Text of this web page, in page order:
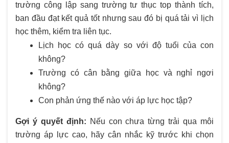
trường công lập sang trường tư thục top thành tích,
ban đầu đạt kết quả tốt nhưng sau đó bị quá tải vì lịch
học thêm, kiểm tra liên tục.
Lịch học có quá dày so với độ tuổi của con
không?
Trường có cân bằng giữa học và nghỉ ngơi
không?
Con phản ứng thế nào với áp lực học tập?
Gợi ý quyết định: Nếu con chưa từng trải qua môi
trường áp lực cao, hãy cân nhắc kỹ trước khi chọn